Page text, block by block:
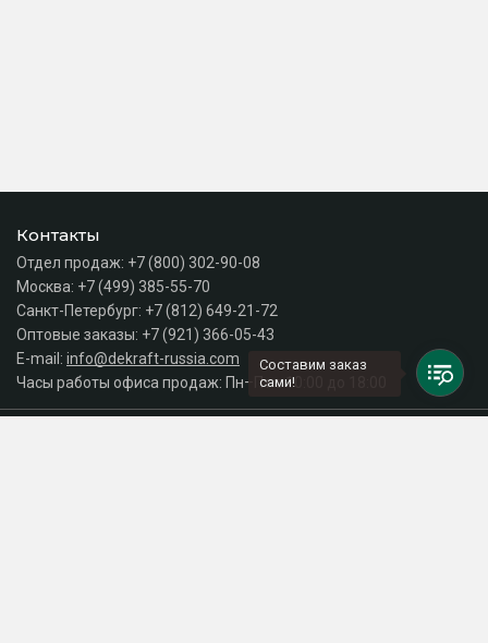
Контакты
Отдел продаж: +7 (800) 302-90-08
Москва: +7 (499) 385-55-70
Санкт-Петербург: +7 (812) 649-21-72
Оптовые заказы: +7 (921) 366-05-43
E-mail: info@dekraft-russia.com
Часы работы офиса продаж: Пн–Пт с 10:00 до 18:00
Составим заказ
сами!